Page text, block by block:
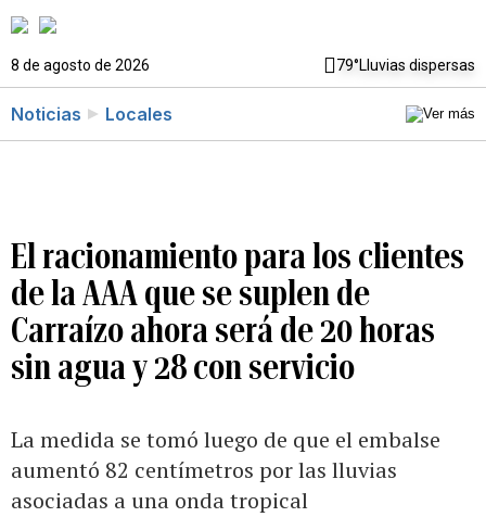
8 de agosto de 2026 79°Lluvias dispersas
Noticias Locales
El racionamiento para los clientes
de la AAA que se suplen de
Carraízo ahora será de 20 horas
sin agua y 28 con servicio
La medida se tomó luego de que el embalse
aumentó 82 centímetros por las lluvias
asociadas a una onda tropical